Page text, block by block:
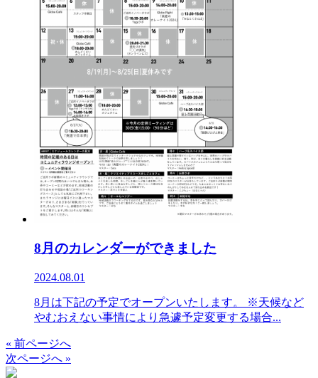
8月のカレンダーができました
2024.08.01
8月は下記の予定でオープンいたします。 ※天候など
やむおえない事情により急遽予定変更する場合...
« 前ページへ
次ページへ »